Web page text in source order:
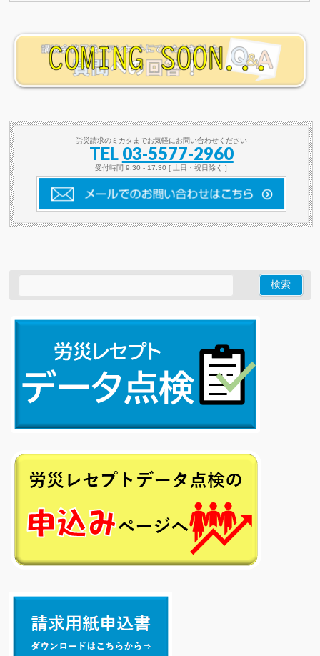
労災請求のミカタまでお気軽にお問い合わせください
TEL 03-5577-2960
受付時間 9:30 - 17:30 [ 土日・祝日除く ]